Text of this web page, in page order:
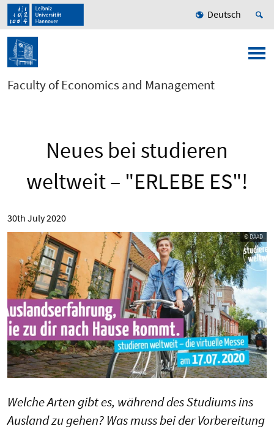
Deutsch
Faculty of Economics and Management
Neues bei studieren
weltweit – "ERLEBE ES"!
30th July 2020
© DAAD
Welche Arten gibt es, während des Studiums ins
Ausland zu gehen? Was muss bei der Vorbereitung